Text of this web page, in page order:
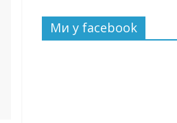
Ми у facebook